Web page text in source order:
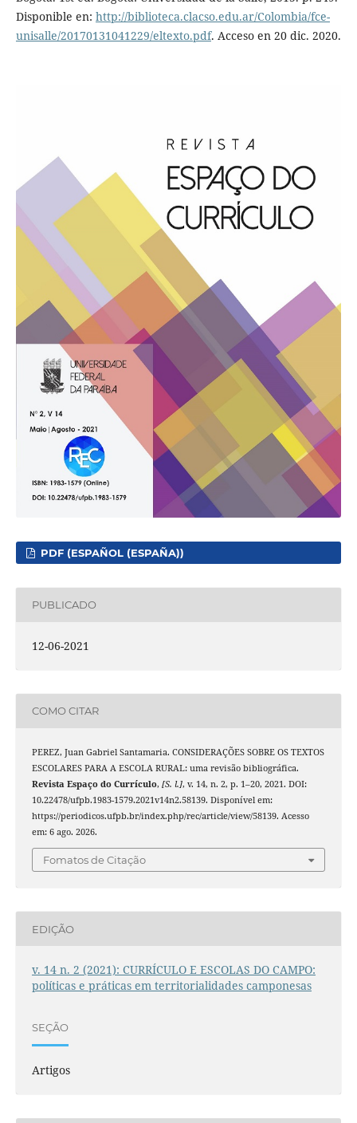
Disponible en: http://biblioteca.clacso.edu.ar/Colombia/fce-
unisalle/20170131041229/eltexto.pdf. Acceso en 20 dic. 2020.
PDF (ESPAÑOL (ESPAÑA))
PUBLICADO
12-06-2021
COMO CITAR
PEREZ, Juan Gabriel Santamaria. CONSIDERAÇÕES SOBRE OS TEXTOS
ESCOLARES PARA A ESCOLA RURAL: uma revisão bibliográfica.
Revista Espaço do Currículo, [S. l.], v. 14, n. 2, p. 1–20, 2021. DOI:
10.22478/ufpb.1983-1579.2021v14n2.58139. Disponível em:
https://periodicos.ufpb.br/index.php/rec/article/view/58139. Acesso
em: 6 ago. 2026.
Fomatos de Citação
EDIÇÃO
v. 14 n. 2 (2021): CURRÍCULO E ESCOLAS DO CAMPO:
políticas e práticas em territorialidades camponesas
SEÇÃO
Artigos